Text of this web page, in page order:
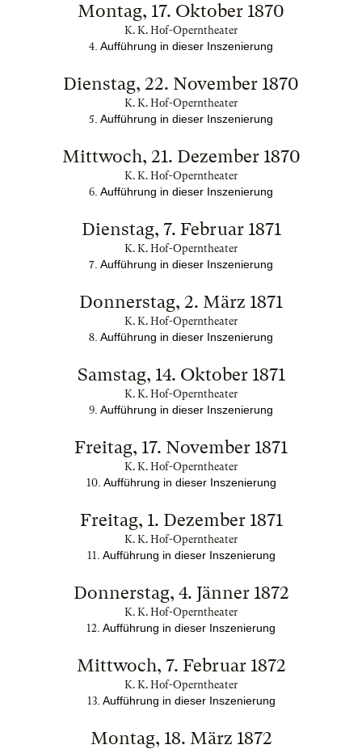
Montag, 17. Oktober 1870
K. K. Hof-Operntheater
4 . Aufführung in dieser Inszenierung
Dienstag, 22. November 1870
K. K. Hof-Operntheater
5 . Aufführung in dieser Inszenierung
Mittwoch, 21. Dezember 1870
K. K. Hof-Operntheater
6 . Aufführung in dieser Inszenierung
Dienstag, 7. Februar 1871
K. K. Hof-Operntheater
7 . Aufführung in dieser Inszenierung
Donnerstag, 2. März 1871
K. K. Hof-Operntheater
8 . Aufführung in dieser Inszenierung
Samstag, 14. Oktober 1871
K. K. Hof-Operntheater
9 . Aufführung in dieser Inszenierung
Freitag, 17. November 1871
K. K. Hof-Operntheater
10. Aufführung in dieser Inszenierung
Freitag, 1. Dezember 1871
K. K. Hof-Operntheater
11 . Aufführung in dieser Inszenierung
Donnerstag, 4. Jänner 1872
K. K. Hof-Operntheater
12 . Aufführung in dieser Inszenierung
Mittwoch, 7. Februar 1872
K. K. Hof-Operntheater
13. Aufführung in dieser Inszenierung
Montag, 18. März 1872